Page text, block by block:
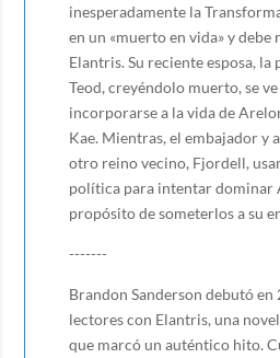
inesperadamente la
en un «muerto en vida» y debe
Elantris. Su reciente esposa, la
Teod, creyéndolo muerto, se
incorporarse a la vida de
Kae. Mientras, el embajador y
otro reino vecino, Fjordell,
política para intentar dominar
propósito de someterlos a su
-------
Brandon Sanderson debutó en
lectores con Elantris, una
que marcó un auténtico hito.